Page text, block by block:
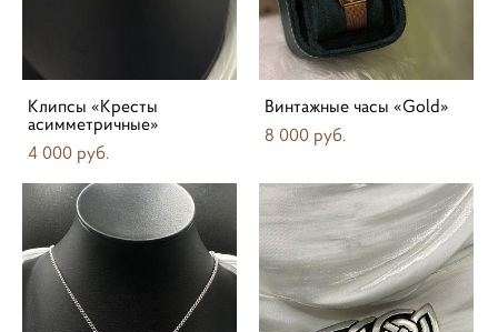
Клипсы «Кресты
асимметричные»
4 000 pуб.
Винтажные часы «Gold»
8 000 pуб.